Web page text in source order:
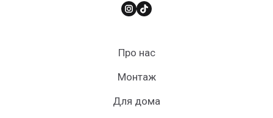
Про нас
Монтаж
Для дома